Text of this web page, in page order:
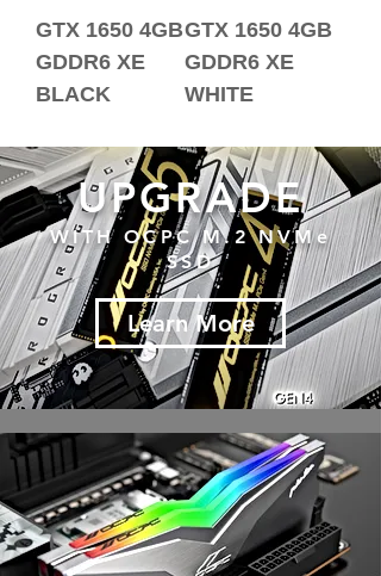
GTX 1650 4GB
GDDR6 XE
BLACK
GTX 1650 4GB
GDDR6 XE
WHITE
UPGRADE
WITH OCPC M.2 NVMe
SSD
Learn More